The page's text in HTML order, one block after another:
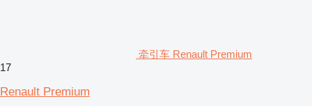
牵引车 Renault Premium
17
Renault Premium